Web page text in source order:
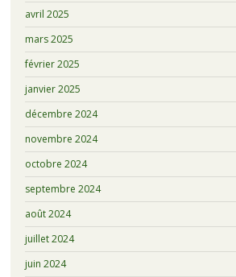
avril 2025
mars 2025
février 2025
janvier 2025
décembre 2024
novembre 2024
octobre 2024
septembre 2024
août 2024
juillet 2024
juin 2024